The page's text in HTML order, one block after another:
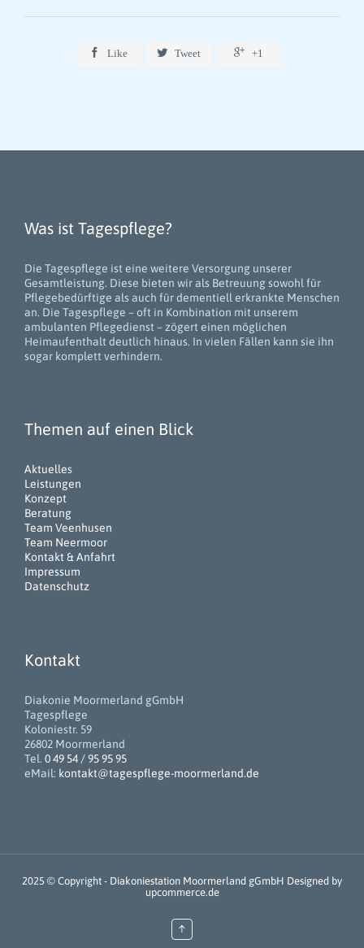
 Like  Tweet  +1
Was ist Tagespflege?
Die Tagespflege ist eine weitere Versorgung unserer
Gesamtleistung. Diese bieten wir als Betreuung sowohl für
Pflegebedürftige als auch für dementiell erkrankte Menschen
an. Die Tagespflege – oft in Kombination mit unserem
ambulanten Pflegedienst – zögert einen möglichen
Heimaufenthalt deutlich hinaus. In vielen Fällen kann sie ihn
sogar komplett verhindern.
Themen auf einen Blick
Aktuelles
Leistungen
Konzept
Beratung
Team Veenhusen
Team Neermoor
Kontakt & Anfahrt
Impressum
Datenschutz
Kontakt
Diakonie Moormerland gGmbH
Tagespflege
Koloniestr. 59
26802 Moormerland
Tel. 0 49 54 / 95 95 95
eMail: kontakt@tagespflege-moormerland.de
2025 © Copyright - Diakoniestation Moormerland gGmbH Designed by
upcommerce.de
↑